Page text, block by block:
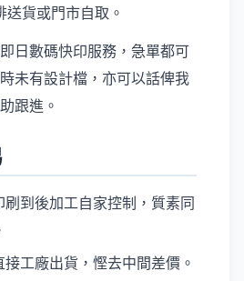
送貨或門市自取。
日數碼快印服務，急單都可
未有設計檔，亦可以話俾我
跟進。
刷到後加工自家控制，質素同
接工廠出貨，慳去中間差價。